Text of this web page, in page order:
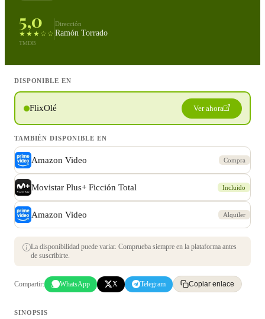
5,0
★★★☆☆
TMDB
Dirección
Ramón Torrado
DISPONIBLE EN
FlixOlé Ver ahora
TAMBIÉN DISPONIBLE EN
Amazon Video Compra
Movistar Plus+ Ficción Total Incluido
Amazon Video Alquiler
La disponibilidad puede variar. Comprueba siempre en la plataforma antes
de suscribirte.
Compartir: WhatsApp X Telegram Copiar enlace
SINOPSIS